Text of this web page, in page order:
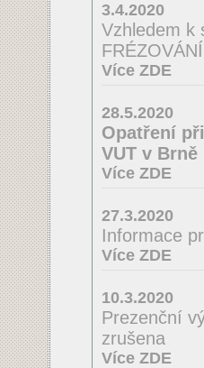
3.4.2020
Vzhledem k
Více ZDE
28.5.2020
Opatření
VUT v Brně
Více ZDE
27.3.2020
Informace
Více ZDE
10.3.2020
Prezenční
zrušena
Více ZDE